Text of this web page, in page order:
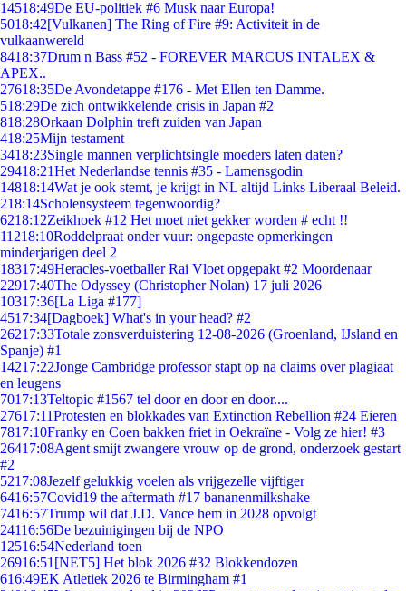
14518:49De EU-politiek #6 Musk naar Europa!
5018:42[Vulkanen] The Ring of Fire #9: Activiteit in de
vulkaanwereld
8418:37Drum n Bass #52 - FOREVER MARCUS INTALEX &
APEX..
27618:35De Avondetappe #176 - Met Ellen ten Damme.
518:29De zich ontwikkelende crisis in Japan #2
818:28Orkaan Dolphin treft zuiden van Japan
418:25Mijn testament
3418:23Single mannen verplichtsingle moeders laten daten?
29418:21Het Nederlandse tennis #35 - Lamensgodin
14818:14Wat je ook stemt, je krijgt in NL altijd Links Liberaal Beleid.
218:14Scholensysteem tegenwoordig?
6218:12Zeikhoek #12 Het moet niet gekker worden # echt !!
11218:10Roddelpraat onder vuur: ongepaste opmerkingen
minderjarigen deel 2
18317:49Heracles-voetballer Rai Vloet opgepakt #2 Moordenaar
22917:40The Odyssey (Christopher Nolan) 17 juli 2026
10317:36[La Liga #177]
4517:34[Dagboek] What's in your head? #2
26217:33Totale zonsverduistering 12-08-2026 (Groenland, IJsland en
Spanje) #1
14217:22Jonge Cambridge professor stapt op na claims over plagiaat
en leugens
7017:13Teltopic #1567 tel door en door en door....
27617:11Protesten en blokkades van Extinction Rebellion #24 Eieren
7817:10Franky en Coen bakken friet in Oekraïne - Volg ze hier! #3
26417:08Agent smijt zwangere vrouw op de grond, onderzoek gestart
#2
5217:08Jezelf gelukkig voelen als vrijgezelle vijftiger
6416:57Covid19 the aftermath #17 bananenmilkshake
7416:57Trump wil dat J.D. Vance hem in 2028 opvolgt
24116:56De bezuinigingen bij de NPO
12516:54Nederland toen
26916:51 [NET5] Het blok 2026 #32 Blokkendozen
616:49EK Atletiek 2026 te Birmingham #1